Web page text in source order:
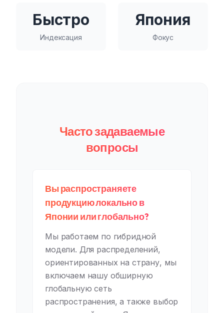
Быстро
Индексация
Япония
Фокус
Часто задаваемые
вопросы
Вы распространяете
продукцию локально в
Японии или глобально?
Мы работаем по гибридной
модели. Для распределений,
ориентированных на страну, мы
включаем нашу обширную
глобальную сеть
распространения, а также выбор